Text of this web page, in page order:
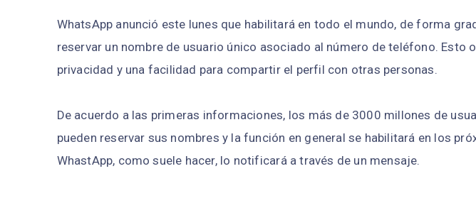
WhatsApp anunció este lunes que habilitará en todo el mundo, de forma
reservar un nombre de usuario único asociado al número de teléfono. Esto
privacidad y una facilidad para compartir el perfil con otras personas.
De acuerdo a las primeras informaciones, los más de 3000 millones de
pueden reservar sus nombres y la función en general se habilitará en los
WhastApp, como suele hacer, lo notificará a través de un mensaje.